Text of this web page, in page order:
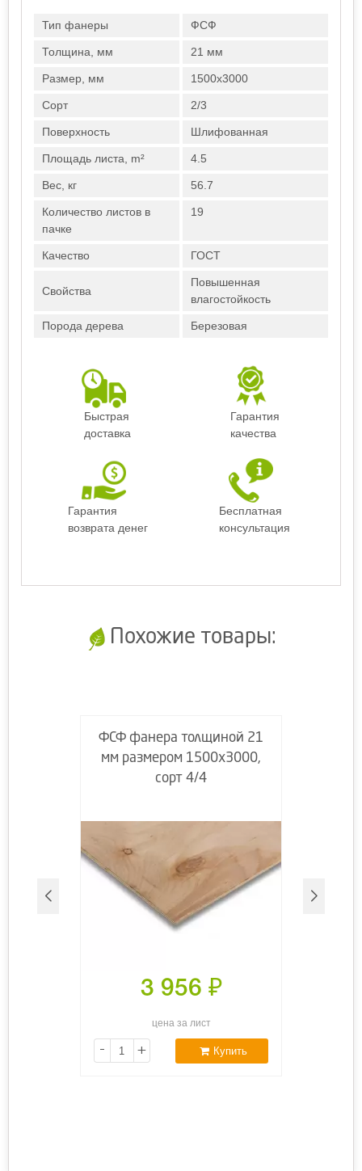
Тип фанеры ФСФ
Толщина, мм 21 мм
Размер, мм 1500х3000
Сорт 2/3
Поверхность Шлифованная
Площадь листа, m² 4.5
Вес, кг 56.7
Количество листов в
пачке
19
Качество ГОСТ
Свойства
Повышенная
влагостойкость
Порода дерева Березовая
Быстрая
доставка
Гарантия
качества
Гарантия
возврата денег
Бесплатная
консультация
Похожие товары:
ФСФ фанера толщиной 21
мм размером 1500х3000,
сорт 4/4
3 956 ₽
цена за лист
- + Купить